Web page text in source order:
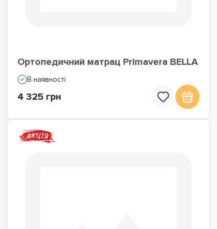
Ортопедичний матрац Primavera BELLA
В наявності
4 325 грн